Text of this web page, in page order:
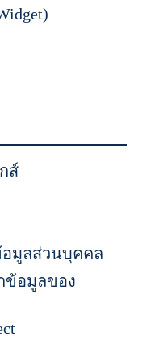
ส์
อมูลส่วนบุคคล
ข้อมูลของ